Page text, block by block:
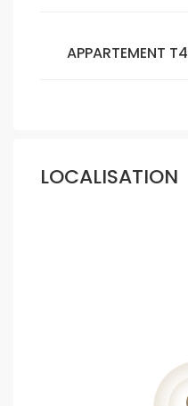
APPARTEMENT T4
LOCALISATION